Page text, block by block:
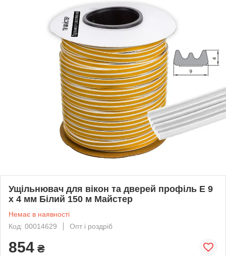
Ущільнювач для вікон та дверей профіль Е 9
х 4 мм Білий 150 м Майстер
Немає в наявності
Код: 00014629
Опт і роздріб
854 ₴